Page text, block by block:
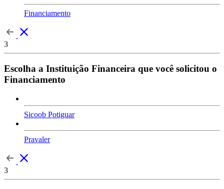
Financiamento
3
Escolha a Instituição Financeira que você solicitou o
Financiamento
Sicoob Potiguar
Pravaler
3